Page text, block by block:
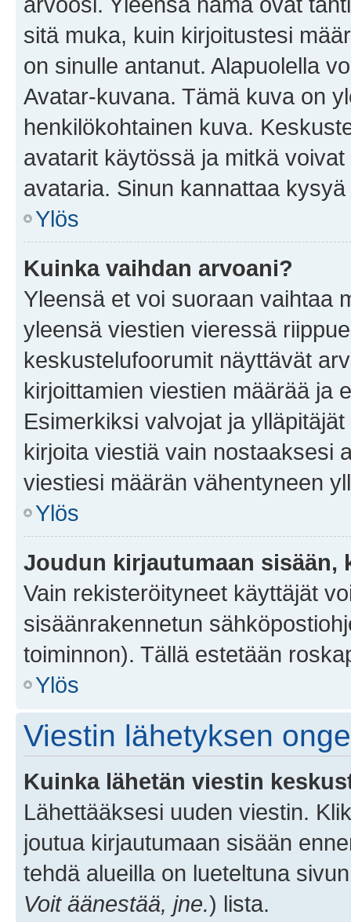
sitä muka, kuin kirjoitustesi
on sinulle antanut. Alapuolella
Avatar-kuvana. Tämä kuva on
henkilökohtainen kuva.
avatarit käytössä ja mitkä
avataria. Sinun kannattaa
Ylös
Kuinka vaihdan arvoani?
Yleensä et voi suoraan vaihtaa
yleensä viestien vieressä
keskustelufoorumit näyttävät
kirjoittamien viestien määrää ja
Esimerkiksi valvojat ja
kirjoita viestiä vain nostaaksesi
viestiesi määrän vähentyneen
Ylös
Joudun kirjautumaan sisään,
Vain rekisteröityneet käyttäjät
sisäänrakennetun
toiminnon). Tällä estetään
Ylös
Viestin lähetyksen
Kuinka lähetän viestin
Lähettääksesi uuden viestin.
joutua kirjautumaan sisään
tehdä alueilla on lueteltuna
Voit äänestää, jne.) lista.